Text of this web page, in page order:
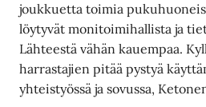
joukkuetta toimia
löytyvät monitoimihallista ja
Lähteestä vähän kauempaa.
harrastajien pitää pystyä
yhteistyössä ja sovussa,